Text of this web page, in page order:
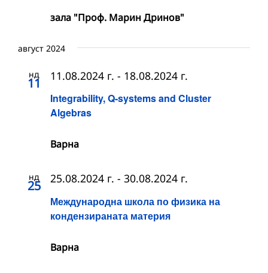
зала "Проф. Марин Дринов"
август 2024
нд
11
Integrability, Q-systems and Cluster
Algebras
11.08.2024 г. - 18.08.2024 г.
Варна
нд
25
Международна школа по физика на
кондензираната материя
25.08.2024 г. - 30.08.2024 г.
Варна